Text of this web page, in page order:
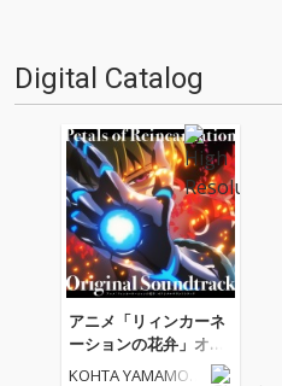
する。この2つの
リーを祝して…
Digital Catalog
アニメ「リィンカーネ
ーションの花弁」オリ
ジナルサウンドトラッ
KOHTA YAMAMOT